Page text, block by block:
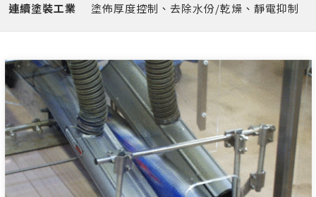
連續塗裝⼯業 塗佈厚度控制、去除⽔份/乾燥、靜電抑制